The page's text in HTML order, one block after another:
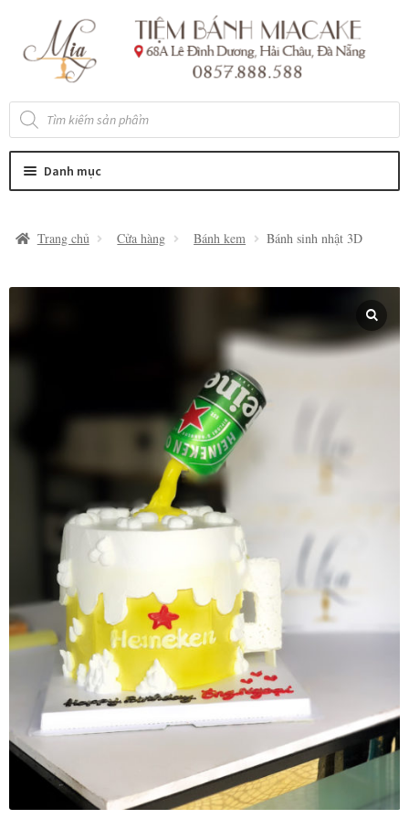
đến
Điều
đến
nội
Tìm
kiếm
sản
Danh mục
Trang chủ Cửa hàng Bánh kem Bánh sinh nhật 3D